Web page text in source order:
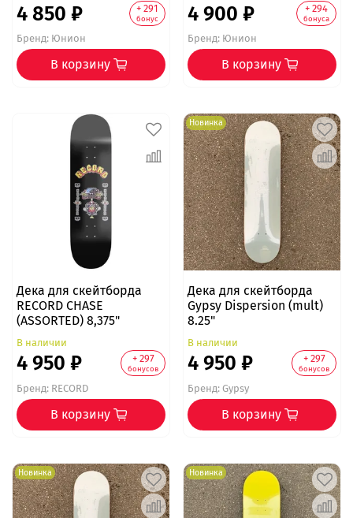
4 850 ₽ + 291
бонус
Бренд:Юнион
В корзину
4 900 ₽ + 294
бонуса
Бренд:Юнион
В корзину
Дека для скейтборда
RECORD CHASE
(ASSORTED) 8,375"
В наличии
4 950 ₽ + 297
бонусов
Бренд:RECORD
В корзину
Новинка
Дека для скейтборда
Gypsy Dispersion (mult)
8.25"
В наличии
4 950 ₽ + 297
бонусов
Бренд:Gypsy
В корзину
Новинка Новинка